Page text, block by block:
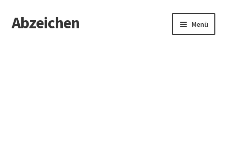
Zur
Navigation
Zum
Inhalt
Abzeichen Menü